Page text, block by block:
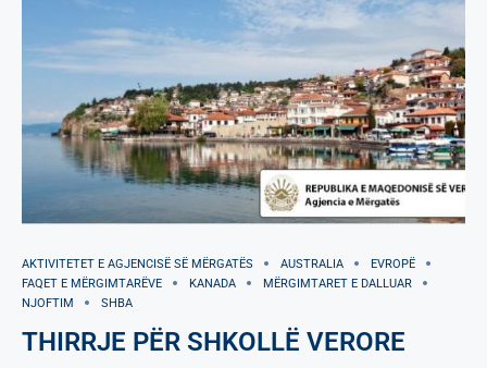
AKTIVITETET E AGJENCISË SË МËRGATËS AUSTRALIA
EVROPË
FAQET E MËRGIMTARËVE
KANADA
MËRGIMTARET E DALLUAR
NJOFTIM
SHBA
THIRRJE PËR SHKOLLË VERORE